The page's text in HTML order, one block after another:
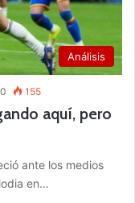
Análisis
0 155
aquí, pero
ante los medios
en…